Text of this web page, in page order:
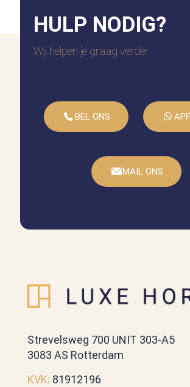
HULP NODIG?
Wij helpen je graag verder
BEL ONS
MAIL ONS
Strevelsweg 700 UNIT 303-A5
3083 AS Rotterdam
KVK: 81912196